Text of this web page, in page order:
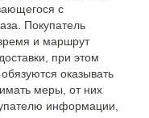
с
Покупатель
и маршрут
при этом
оказывать
меры, от них
информации,